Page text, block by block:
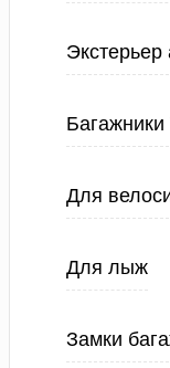
Для
Для лыж
Замки